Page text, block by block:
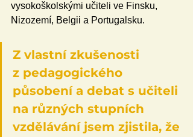
vysokoškolskými učiteli ve Finsku,
Nizozemí, Belgii a Portugalsku.
Z vlastní zkušenosti
z pedagogického
působení a debat s učiteli
na různých stupních
vzdělávání jsem zjistila, že